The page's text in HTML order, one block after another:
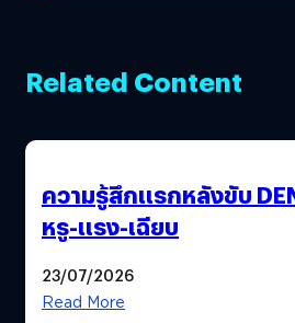
Related Content
ความรู้สึกแรกหลังขับ
หรู-แรง-เฉียบ
23/07/2026
Read More